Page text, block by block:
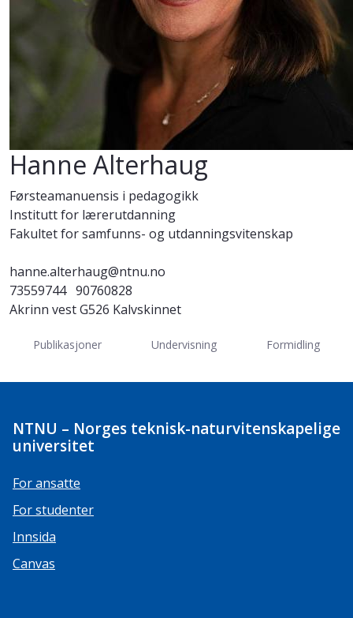
Hanne Alterhaug
Førsteamanuensis i pedagogikk
Institutt for lærerutdanning
Fakultet for samfunns- og utdanningsvitenskap
hanne.alterhaug@ntnu.no
73559744 90760828
Akrinn vest G526 Kalvskinnet
Publikasjoner Undervisning Formidling
NTNU – Norges teknisk-naturvitenskapelige
universitet
For ansatte
For studenter
Innsida
Canvas